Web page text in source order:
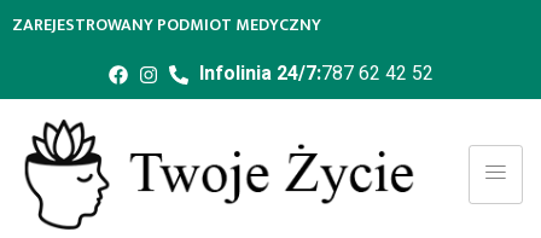
ZAREJESTROWANY PODMIOT MEDYCZNY
Infolinia 24/7:787 62 42 52